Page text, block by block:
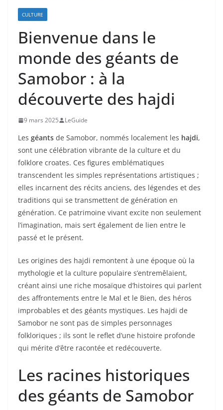
CULTURE
Bienvenue dans le
monde des géants de
Samobor : à la
découverte des hajdi
9 mars 2025 LeGuide
Les géants de Samobor, nommés localement les hajdi,
sont une célébration vibrante de la culture et du
folklore croates. Ces figures emblématiques
transcendent les simples représentations artistiques ;
elles incarnent des récits anciens, des légendes et des
traditions qui se transmettent de génération en
génération. Ce patrimoine vivant excite non seulement
l’imagination, mais sert également de lien entre le
passé et le présent.
Les origines des hajdi remontent à une époque où la
mythologie et la culture populaire s’entremêlaient,
créant ainsi une riche mosaïque d’histoires qui parlent
des affrontements entre le Mal et le Bien, des héros
improbables et des géants mystiques. Les hajdi de
Samobor ne sont pas de simples personnages
folkloriques ; ils sont le reflet d’une histoire profonde
qui mérite d’être racontée et redécouverte.
Les racines historiques
des géants de Samobor